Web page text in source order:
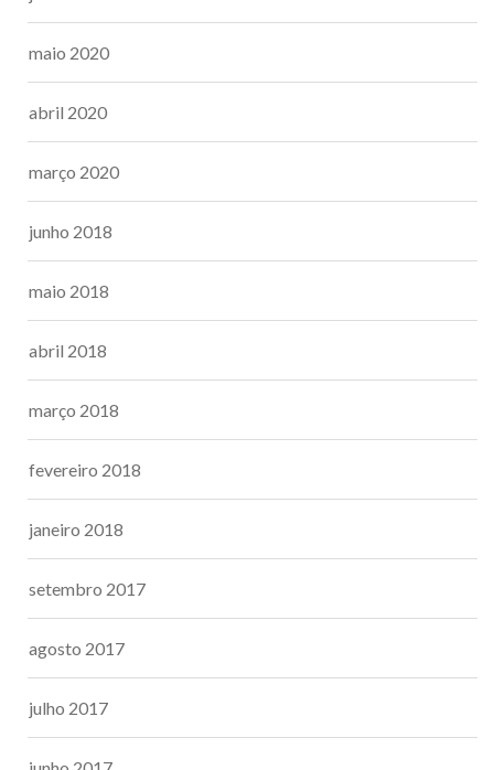
maio 2020
abril 2020
março 2020
junho 2018
maio 2018
abril 2018
março 2018
fevereiro 2018
janeiro 2018
setembro 2017
agosto 2017
julho 2017